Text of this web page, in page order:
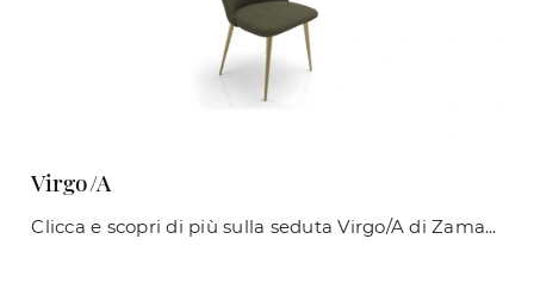
Virgo/A
Clicca e scopri di più sulla seduta Virgo/A di Zamagna in tessuto: le più esclusive Sedie fisse moderne ti aspettano.